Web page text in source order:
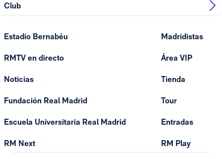
Club
Estadio Bernabéu
RMTV en directo
Noticias
Fundación Real Madrid
Escuela Universitaria Real Madrid
RM Next
Madridistas
Área VIP
Tienda
Tour
Entradas
RM Play